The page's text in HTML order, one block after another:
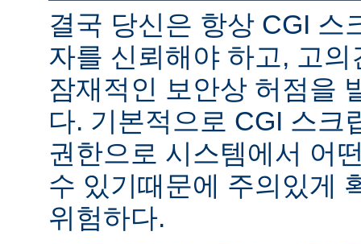
결국 당신은 항상 CGI 스
자를 신뢰해야 하고, 고
잠재적인 보안상 허점을
다. 기본적으로 CGI 스크
권한으로 시스템에서 어
수 있기때문에 주의있게
위험하다.